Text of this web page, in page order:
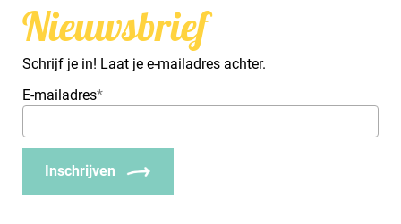
Nieuwsbrief
Schrijf je in! Laat je e-mailadres achter.
E-mailadres*
Inschrijven